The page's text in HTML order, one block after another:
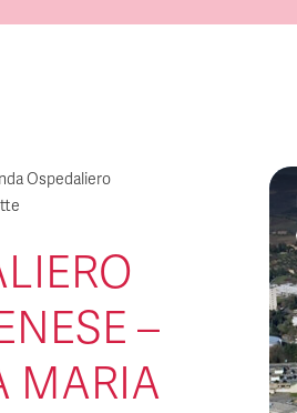
Ospedaliero
–
MARIA